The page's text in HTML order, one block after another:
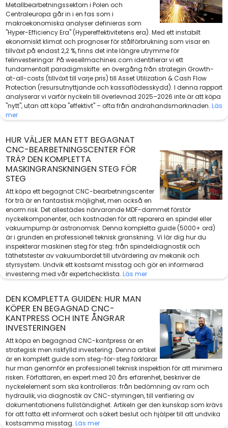
Metallbearbetningssektorn i Polen och
Centraleuropa går in i en fas som i
makroekonomiska analyser definieras som
"Hyper-Efficiency Era" (Hypereffektivitetens era). Med ett instabilt
ekonomiskt klimat och prognoser för stålförbrukning som visar en
tillväxt på endast 2,2 %, finns det inte längre utrymme för
felinvesteringar. På wesellmachines.com identifierar vi ett
fundamentalt paradigmskifte: en övergång från strategin Growth-
at-all-costs (tillväxt till varje pris) till Asset Utilization & Cash Flow
Protection (resursutnyttjande och kassaflödesskydd). I denna rapport
analyserar vi varför nyckeln till överlevnad 2025–2026 inte är att köpa
"nytt", utan att köpa "effektivt" – ofta från andrahandsmarknaden. Läs
mer
HUR VÄLJER MAN ETT BEGAGNAT
CNC-BEARBETNINGSCENTER FÖR
TRÄ? DEN KOMPLETTA
MASKINGRANSKNINGEN STEG FÖR
STEG
Att köpa ett begagnat CNC-bearbetningscenter
för trä är en fantastisk möjlighet, men också en
enorm risk. Det allestädes närvarande MDF-dammet förstör
nyckelkomponenter, och kostnaden för att reparera en spindel eller
vakuumpump är astronomisk. Denna kompletta guide (5000+ ord)
är i grunden en professionell teknisk granskning. Vi lär dig hur du
inspekterar maskinen steg för steg: från spindeldiagnostik och
täthetstester av vakuumbordet till utvärdering av mekanik och
styrsystem. Undvik ett kostsamt misstag och gör en informerad
investering med vår expertchecklista. Läs mer
DEN KOMPLETTA GUIDEN: HUR MAN
KÖPER EN BEGAGNAD CNC-
KANTPRESS OCH INTE ÅNGRAR
INVESTERINGEN
Att köpa en begagnad CNC-kantpress är en
strategisk men riskfylld investering. Denna artikel
är en komplett guide som steg-för-steg förklarar
hur man genomför en professionell teknisk inspektion för att minimera
risken. Författaren, en expert med 20 års erfarenhet, beskriver de
nyckelelement som ska kontrolleras: från bedömning av ram och
hydraulik, via diagnostik av CNC-styrningen, till verifiering av
dokumentationens fullständighet. Artikeln ger den kunskap som krävs
för att fatta ett informerat och säkert beslut och hjälper till att undvika
kostsamma misstag. Läs mer